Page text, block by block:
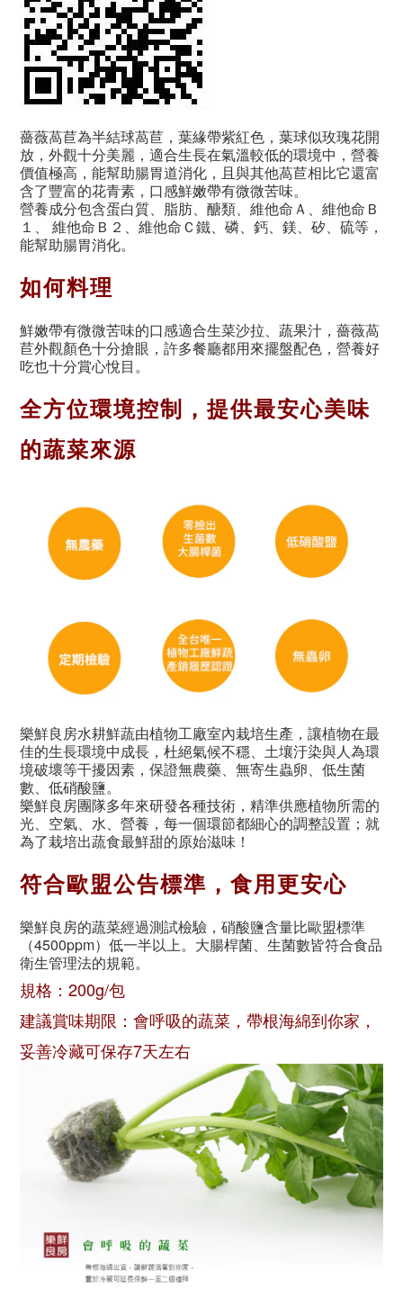
薔薇萵苣為半結球萵苣，葉緣帶紫紅色，葉球似玫瑰花開
放，外觀十分美麗，適合生長在氣溫較低的環境中，營養
價值極高，能幫助腸胃道消化，且與其他萵苣相比它還富
含了豐富的花青素，口感鮮嫩帶有微微苦味。
營養成分包含蛋白質、脂肪、醣類、維他命Ａ、維他命Ｂ
１、 維他命Ｂ２、維他命Ｃ鐵、磷、鈣、鎂、矽、硫等，
能幫助腸胃消化。
如何料理
鮮嫩帶有微微苦味的口感適合生菜沙拉、蔬果汁，薔薇萵
苣外觀顏色十分搶眼，許多餐廳都用來擺盤配色，營養好
吃也十分賞心悅目。
全方位環境控制，提供最安心美味
的蔬菜來源
樂鮮良房水耕鮮蔬由植物工廠室內栽培生產，讓植物在最
佳的生長環境中成長，杜絕氣候不穩、土壤汙染與人為環
境破壞等干擾因素，保證無農藥、無寄生蟲卵、低生菌
數、低硝酸鹽。
樂鮮良房團隊多年來研發各種技術，精準供應植物所需的
光、空氣、水、營養，每一個環節都細心的調整設置；就
為了栽培出蔬食最鮮甜的原始滋味！
符合歐盟公告標準，食用更安心
樂鮮良房的蔬菜經過測試檢驗，硝酸鹽含量比歐盟標準
（4500ppm）低一半以上。大腸桿菌、生菌數皆符合食品
衛生管理法的規範。
規格：200g/包
建議賞味期限：會呼吸的蔬菜，帶根海綿到你家，
妥善冷藏可保存7天左右